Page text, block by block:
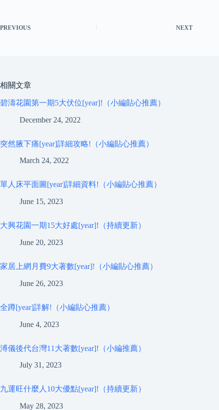
PREVIOUS NEXT
相關文章
碧濤花園第一期5大伏位[year]!（小編貼心推薦）
December 24, 2022
突然腋下痛[year]詳細攻略!（小編貼心推薦）
March 24, 2022
單人床平面圖[year]詳細資料!（小編貼心推薦）
June 15, 2023
大興花園一期15大好處[year]!（持續更新）
June 20, 2023
家居上網月費9大著數[year]!（小編貼心推薦）
June 26, 2023
全蹲[year]詳解!（小編貼心推薦）
June 4, 2023
溥儀後代台灣11大著數[year]!（小編推薦）
July 31, 2023
九運旺什麼人10大優點[year]!（持續更新）
May 28, 2023